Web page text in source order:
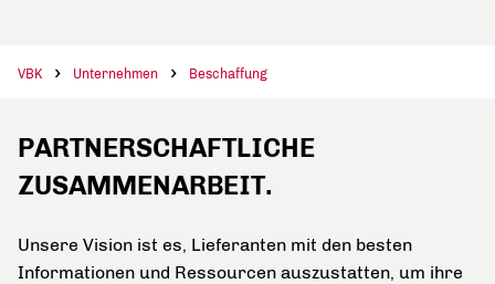
VBK Unternehmen Beschaffung
PARTNERSCHAFTLICHE
ZUSAMMENARBEIT.
Unsere Vision ist es, Lieferanten mit den besten
Informationen und Ressourcen auszustatten, um ihre